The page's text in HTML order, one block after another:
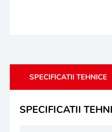
SPECIFICATII TEHNICE
SPECIFICATII